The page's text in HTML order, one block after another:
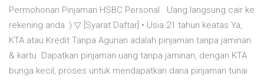
Permohonan Pinjaman HSBC Personal Uang langsung cair ke
rekening anda :) ▽ [Syarat Daftar] • Usia 21 tahun keatas Ya,
KTA atau Kredit Tanpa Agunan adalah pinjaman tanpa jaminan
& kartu Dapatkan pinjaman uang tanpa jaminan, dengan KTA
bunga kecil, proses untuk mendapatkan dana pinjaman tunai